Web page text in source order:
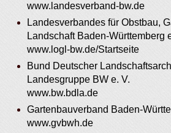
www.landesverband-bw.de
Landesverbandes für Obstbau,
Landschaft Baden-Württemberg
www.logl-bw.de/Startseite
Bund Deutscher
Landesgruppe BW e. V.
www.bw.bdla.de
Gartenbauverband Baden-
www.gvbwh.de